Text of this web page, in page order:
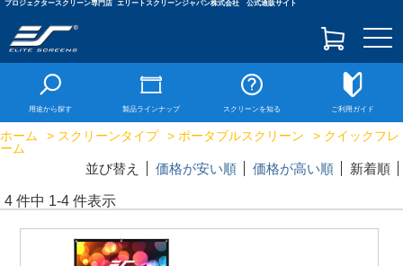
プロジェクタースクリーン専門店 エリートスクリーンジャパン株式会社 公式通販サイト
用途から探す 製品ラインナップ スクリーンを知る ご利用ガイド
ホーム > スクリーンタイプ > ポータブルスクリーン
> クイックフレ
ーム
並び替え 価格が安い順 価格が高い順 新着順
4 件中 1-4 件表示